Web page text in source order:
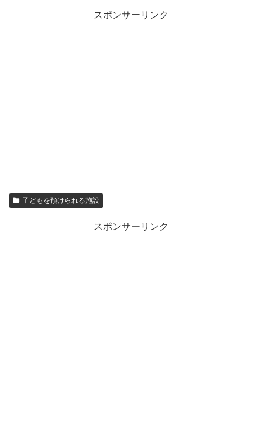
スポンサーリンク
子どもを預けられる施設
スポンサーリンク